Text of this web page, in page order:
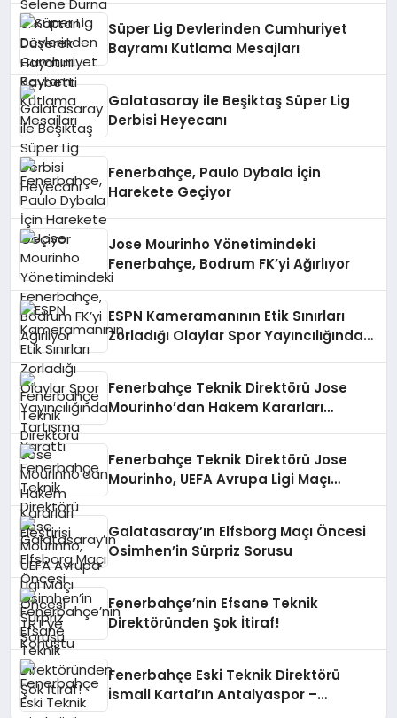
Süper Lig Devlerinden Cumhuriyet
Bayramı Kutlama Mesajları
Galatasaray ile Beşiktaş Süper Lig
Derbisi Heyecanı
Fenerbahçe, Paulo Dybala İçin
Harekete Geçiyor
Jose Mourinho Yönetimindeki
Fenerbahçe, Bodrum FK’yi Ağırlıyor
ESPN Kameramanının Etik Sınırları
Zorladığı Olaylar Spor Yayıncılığında
Fenerbahçe Teknik Direktörü Jose
Mourinho’dan Hakem Kararları
Fenerbahçe Teknik Direktörü Jose
Mourinho, UEFA Avrupa Ligi Maçı
Galatasaray’ın Elfsborg Maçı Öncesi
Osimhen’in Sürpriz Sorusu
Fenerbahçe’nin Efsane Teknik
Direktöründen Şok İtiraf!
Fenerbahçe Eski Teknik Direktörü
İsmail Kartal’ın Antalyaspor –